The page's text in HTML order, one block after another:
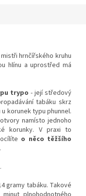
hrnčířského kruhu
hlínu a uprostřed má
trypo - její středový
tabáku skrz
korunek typu phunnel.
namísto jednoho
korunky. V praxi to
o něco těžšího
gramy tabáku. Takové